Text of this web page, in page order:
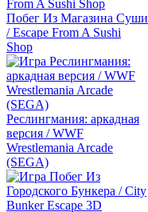
Побег Из Магазина Суши
/ Escape From A Sushi
Shop
Реслингмания: аркадная
версия / WWF
Wrestlemania Arcade
(SEGA)